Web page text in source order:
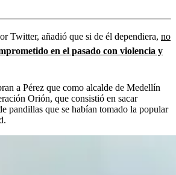
Twitter, añadió que si de él dependiera, no
en el pasado con violencia y
a Pérez que como alcalde de Medellín
Orión, que consistió en sacar
pandillas que se habían tomado la popular